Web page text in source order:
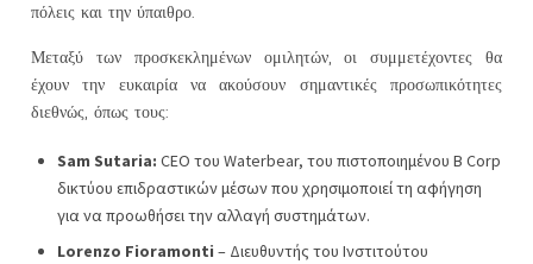
πόλεις και την ύπαιθρο.
Μεταξύ των προσκεκλημένων ομιλητών, οι συμμετέχοντες θα
έχουν την ευκαιρία να ακούσουν σημαντικές προσωπικότητες
διεθνώς, όπως τους:
Sam Sutaria: CEO του Waterbear, του πιστοποιημένου B Corp
δικτύου επιδραστικών μέσων που χρησιμοποιεί τη αφήγηση
για να προωθήσει την αλλαγή συστημάτων.
Lorenzo Fioramonti – Διευθυντής του Ινστιτούτου